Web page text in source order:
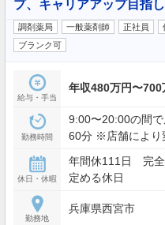
プ、キャリアアップ目指
調剤薬局 一般薬剤師 正社員
ブランク可
給与・手当
年収480万円〜700
勤務時間
9:00〜20:00の間
60分 ※店舗により
休日・休暇
年間休111日 完
定める休日
勤務地
兵庫県西宮市